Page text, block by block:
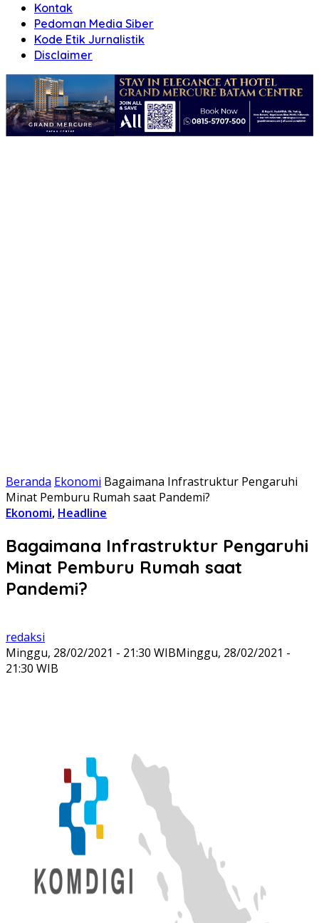
Kontak
Pedoman Media Siber
Kode Etik Jurnalistik
Disclaimer
Beranda Ekonomi Bagaimana Infrastruktur Pengaruhi
Minat Pemburu Rumah saat Pandemi?
Ekonomi, Headline
Bagaimana Infrastruktur Pengaruhi
Minat Pemburu Rumah saat
Pandemi?
redaksi
Minggu, 28/02/2021 - 21:30 WIBMinggu, 28/02/2021 -
21:30 WIB